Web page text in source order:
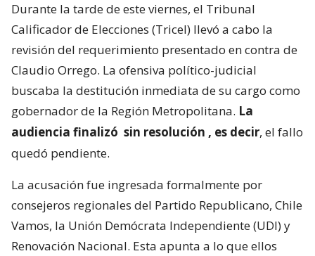
Durante la tarde de este viernes, el Tribunal
Calificador de Elecciones (Tricel) llevó a cabo la
revisión del requerimiento presentado en contra de
Claudio Orrego. La ofensiva político-judicial
buscaba la destitución inmediata de su cargo como
gobernador de la Región Metropolitana. La
audiencia finalizó sin resolución , es decir, el fallo
quedó pendiente.
La acusación fue ingresada formalmente por
consejeros regionales del Partido Republicano, Chile
Vamos, la Unión Demócrata Independiente (UDI) y
Renovación Nacional. Esta apunta a lo que ellos